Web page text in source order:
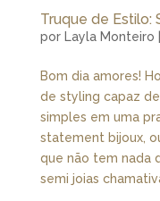
Truque de Estilo:
por Layla Monteiro
Bom dia amores!
de styling capaz
simples em uma
statement bijoux,
que não tem nada
semi joias